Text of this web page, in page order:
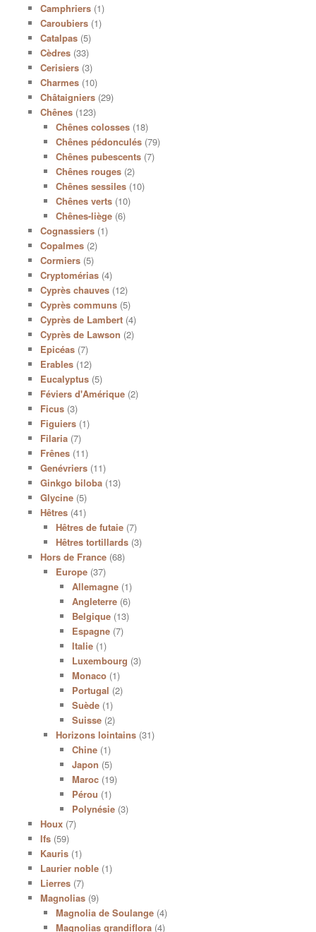
Camphriers(1)
Caroubiers(1)
Catalpas(5)
Cèdres(33)
Cerisiers(3)
Charmes(10)
Châtaigniers(29)
Chênes(123)
Chênes colosses (18)
Chênes pédonculés (79)
Chênes pubescents (7)
Chênes rouges (2)
Chênes sessiles (10)
Chênes verts (10)
Chênes-liège (6)
Cognassiers(1)
Copalmes(2)
Cormiers(5)
Cryptomérias(4)
Cyprès chauves(12)
Cyprès communs(5)
Cyprès de Lambert(4)
Cyprès de Lawson (2)
Epicéas(7)
Erables(12)
Eucalyptus(5)
Féviers d'Amérique(2)
Ficus(3)
Figuiers(1)
Filaria(7)
Frênes(11)
Genévriers(11)
Ginkgo biloba(13)
Glycine(5)
Hêtres(41)
Hêtres de futaie (7)
Hêtres tortillards (3)
Hors de France(68)
Europe (37)
Allemagne(1)
Angleterre(6)
Belgique(13)
Espagne(7)
Italie(1)
Luxembourg (3)
Monaco(1)
Portugal (2)
Suède(1)
Suisse(2)
Horizons lointains (31)
Chine(1)
Japon (5)
Maroc(19)
Pérou (1)
Polynésie(3)
Houx(7)
Ifs(59)
Kauris(1)
Laurier noble(1)
Lierres(7)
Magnolias(9)
Magnolia de Soulange (4)
Magnolias grandiflora (4)